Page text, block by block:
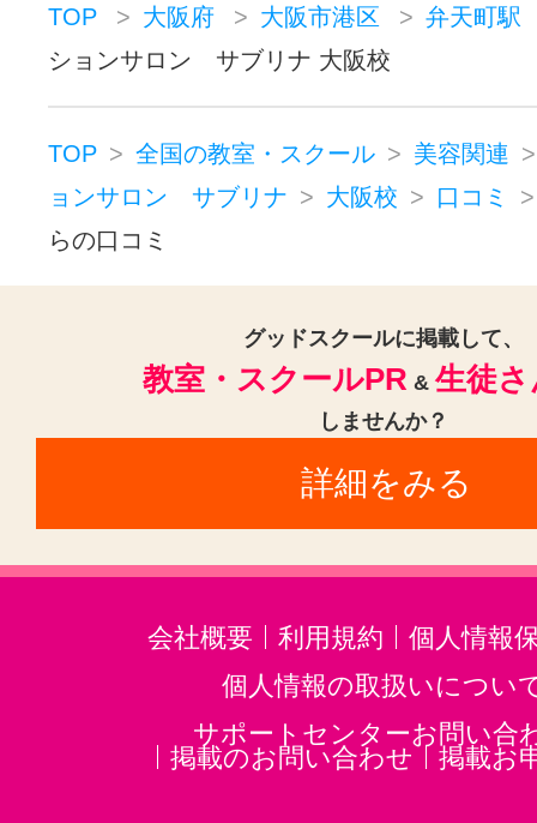
TOP 大阪府 大阪市港区
弁天町駅
ションサロン サブリナ 大阪校
TOP 全国の教室・スクール
美容関連
ョンサロン サブリナ
大阪校
口コミ
らの口コミ
グッドスクールに掲載して、
教室・スクールPR & 生徒
しませんか？
詳細をみる
会社概要 利用規約
個人情報
個人情報の取扱いについ
サポートセンターお問い合
掲載のお問い合わせ
掲載お